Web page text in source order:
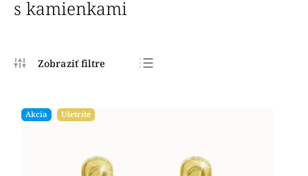
s kamienkami
Akcia Ušetríte